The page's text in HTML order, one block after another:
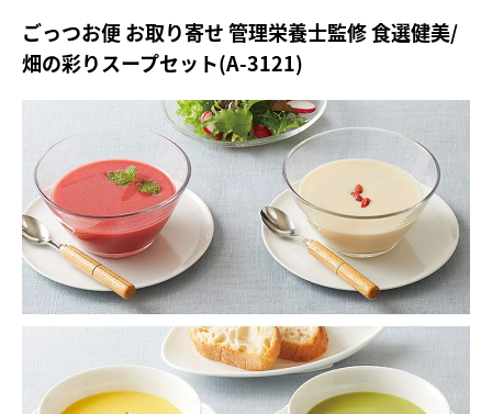
ごっつお便 お取り寄せ 管理栄養士監修 食選健美/
畑の彩りスープセット(A-3121)